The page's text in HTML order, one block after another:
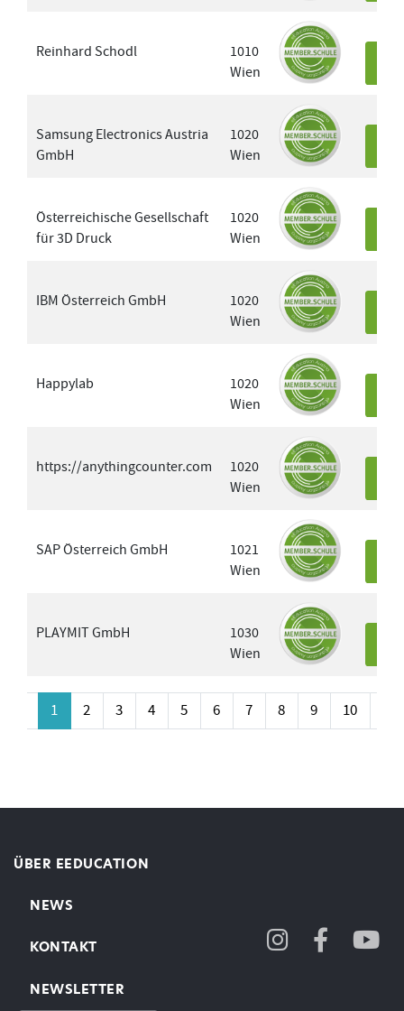
Reinhard Schodl
1010
Wien
Samsung Electronics Austria
GmbH
1020
Wien
Österreichische Gesellschaft
für 3D Druck
1020
Wien
IBM Österreich GmbH
1020
Wien
Happylab
1020
Wien
https://anythingcounter.com
1020
Wien
SAP Österreich GmbH
1021
Wien
PLAYMIT GmbH
1030
Wien
1 2 3 4 5 6 7 8 9 10
ÜBER EEDUCATION
NEWS
KONTAKT
NEWSLETTER